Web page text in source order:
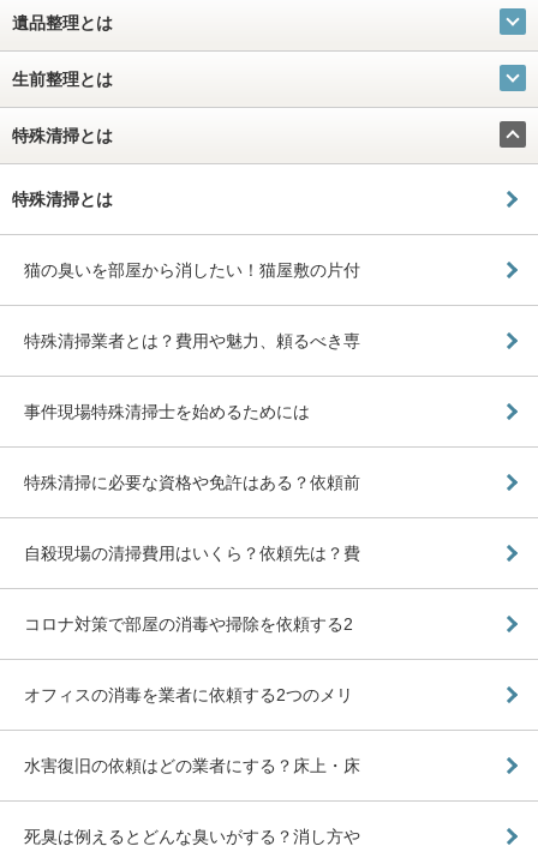
遺品整理とは
生前整理とは
特殊清掃とは
特殊清掃とは
猫の臭いを部屋から消したい！猫屋敷の片付
特殊清掃業者とは？費用や魅力、頼るべき専
事件現場特殊清掃士を始めるためには
特殊清掃に必要な資格や免許はある？依頼前
自殺現場の清掃費用はいくら？依頼先は？費
コロナ対策で部屋の消毒や掃除を依頼する2
オフィスの消毒を業者に依頼する2つのメリ
水害復旧の依頼はどの業者にする？床上・床
死臭は例えるとどんな臭いがする？消し方や